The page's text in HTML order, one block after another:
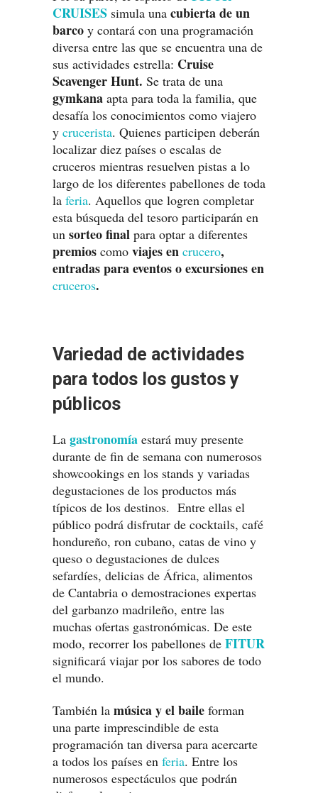
CRUISES simula una cubierta de un
barco y contará con una programación
diversa entre las que se encuentra una de
sus actividades estrella: Cruise
Scavenger Hunt. Se trata de una
gymkana apta para toda la familia, que
desafía los conocimientos como viajero
y crucerista. Quienes participen deberán
localizar diez países o escalas de
cruceros mientras resuelven pistas a lo
largo de los diferentes pabellones de toda
la feria. Aquellos que logren completar
esta búsqueda del tesoro participarán en
un sorteo final para optar a diferentes
premios como viajes en crucero,
entradas para eventos o excursiones en
cruceros.
Variedad de actividades
para todos los gustos y
públicos
La gastronomía estará muy presente
durante de fin de semana con numerosos
showcookings en los stands y variadas
degustaciones de los productos más
típicos de los destinos. Entre ellas el
público podrá disfrutar de cocktails, café
hondureño, ron cubano, catas de vino y
queso o degustaciones de dulces
sefardíes, delicias de África, alimentos
de Cantabria o demostraciones expertas
del garbanzo madrileño, entre las
muchas ofertas gastronómicas. De este
modo, recorrer los pabellones de FITUR
significará viajar por los sabores de todo
el mundo.
También la música y el baile forman
una parte imprescindible de esta
programación tan diversa para acercarte
a todos los países en feria. Entre los
numerosos espectáculos que podrán